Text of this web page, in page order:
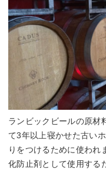
ランビックビールの原材
て3年以上寝かせた古い
りをつけるために使われ
化防止剤として使用する